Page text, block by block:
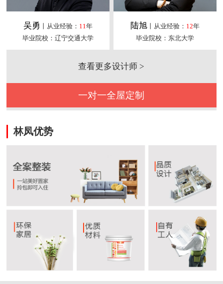
吴勇 丨从业经验： 11年
毕业院校：辽宁交通大学
陆旭丨从业经验： 12年
毕业院校：东北大学
查看更多设计师 >
一对一全屋定制
林凤优势